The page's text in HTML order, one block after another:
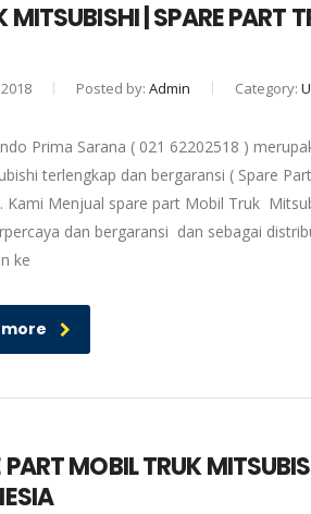
MITSUBISHI | SPARE PART
Posted by: Admin Category:
Prima Sarana ( 021 62202518 )
terlengkap dan bergaransi ( Spare
Kami Menjual spare part Mobil Truk
dan bergaransi dan sebagai
ke
PART MOBIL TRUK